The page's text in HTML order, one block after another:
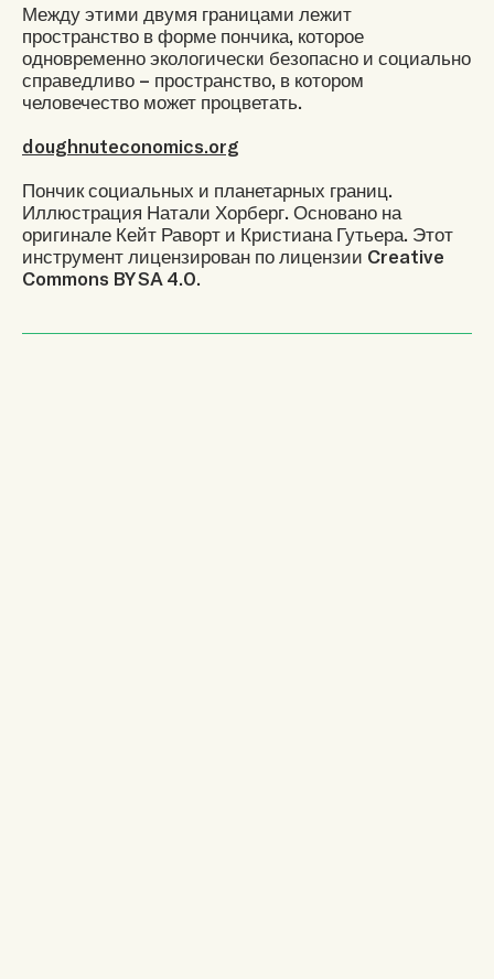
Между этими двумя границами лежит
пространство в форме пончика, которое
одновременно экологически безопасно и социально
справедливо – пространство, в котором
человечество может процветать.
doughnuteconomics.org
Пончик социальных и планетарных границ.
Иллюстрация Натали Хорберг. Основано на
оригинале Кейт Раворт и Кристиана Гутьера. Этот
инструмент лицензирован по лицензии Creative
Commons BY SA 4.0.